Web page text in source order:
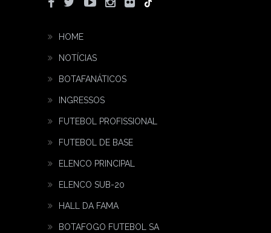
HOME
NOTÍCIAS
BOTAFANÁTICOS
INGRESSOS
FUTEBOL PROFISSIONAL
FUTEBOL DE BASE
ELENCO PRINCIPAL
ELENCO SUB-20
HALL DA FAMA
BOTAFOGO FUTEBOL SA